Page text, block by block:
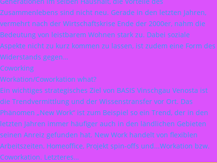
Zusammenlebens sind nicht neu. Gerade in den letzten Jahren,
vermehrt nach der Wirtschaftskrise Ende der 2000er, nahm die
Bedeutung von leistbarem Wohnen stark zu. Dabei soziale
Aspekte nicht zu kurz kommen zu lassen, ist zudem eine Form des
Widerstands gegen…
Coworking
Workation/Coworkation what?
Ein wichtiges strategisches Ziel von BASIS Vinschgau Venosta ist
die Trendvermittlung und der Wissenstransfer vor Ort. Das
Phänomen „New Work“ ist zum Beispiel so ein Trend, der in den
letzten Jahren immer häufiger auch in den ländlichen Gebieten
seinen Anreiz gefunden hat. New Work handelt von flexiblen
Arbeitszeiten, Homeoffice, Projekt spin-offs und...Workation bzw.
Coworkation. Letzteres…